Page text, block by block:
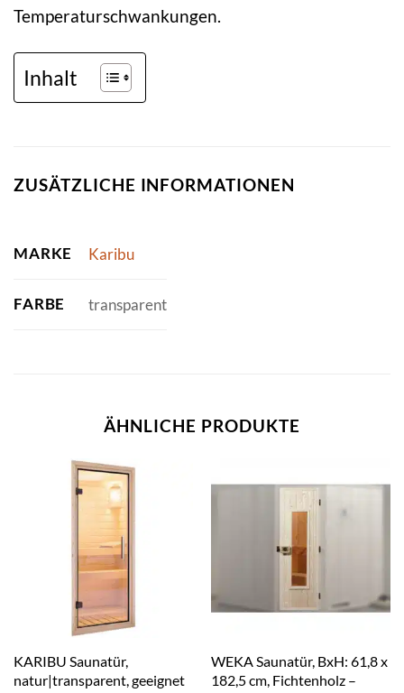
Temperaturschwankungen.
Inhalt
ZUSÄTZLICHE INFORMATIONEN
MARKE Karibu
FARBE transparent
ÄHNLICHE PRODUKTE
KARIBU Saunatür,
natur|transparent, geeignet
WEKA Saunatür, BxH: 61,8 x
182,5 cm, Fichtenholz –